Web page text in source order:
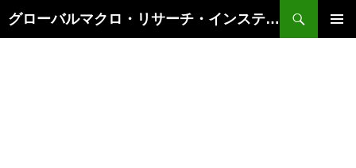
グローバルマクロ・リサーチ・インスティテュート
索